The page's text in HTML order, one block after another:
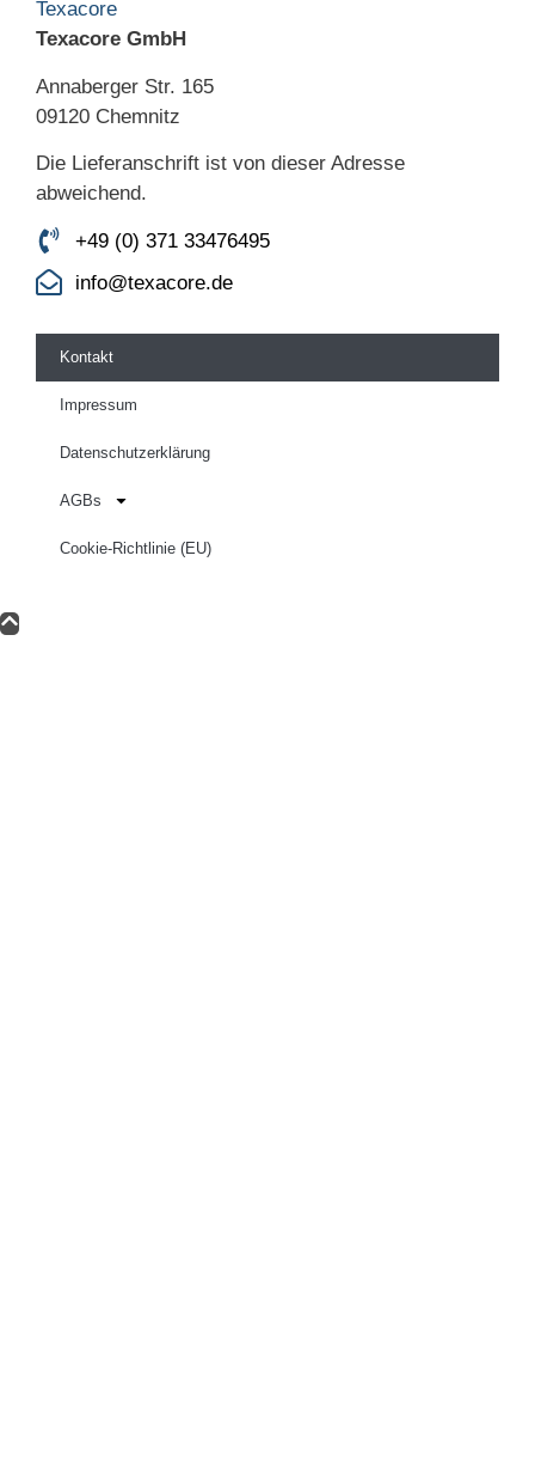
Texacore GmbH
Annaberger Str. 165
09120 Chemnitz
Die Lieferanschrift ist von dieser Adresse
abweichend.
+49 (0) 371 33476495
info@texacore.de
Kontakt
Impressum
Datenschutzerklärung
AGBs
Cookie-Richtlinie (EU)